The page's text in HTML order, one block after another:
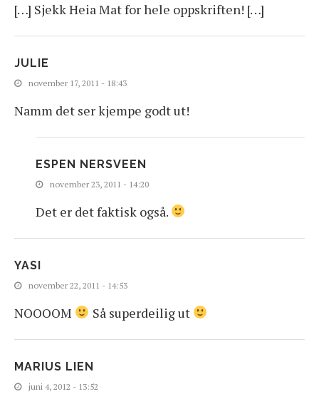
[…] Sjekk Heia Mat for hele oppskriften! […]
JULIE
november 17, 2011 - 18:43
Namm det ser kjempe godt ut!
ESPEN NERSVEEN
november 23, 2011 - 14:20
Det er det faktisk også.
YASI
november 22, 2011 - 14:53
NOOOOM Så superdeilig ut
MARIUS LIEN
juni 4, 2012 - 13:52